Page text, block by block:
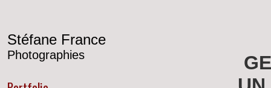
Stéfane France
Photographies